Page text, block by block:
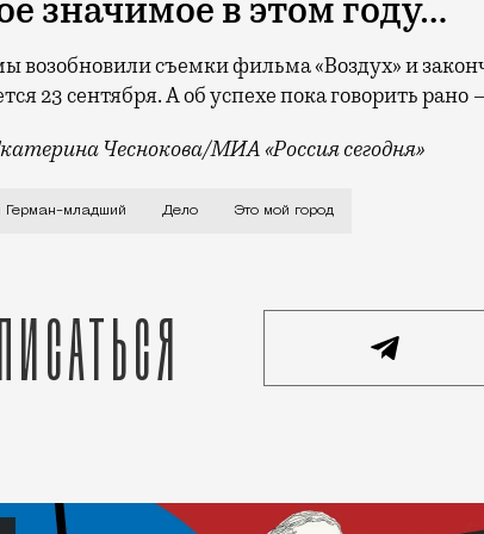
значимое в этом году…
возобновили съемки фильма «Воздух» и
23 сентября. А об успехе пока говорить
Чеснокова/МИА «Россия сегодня»
к питерскому детству и разбитому асфальту,
Герман-младший Дело Это мой город